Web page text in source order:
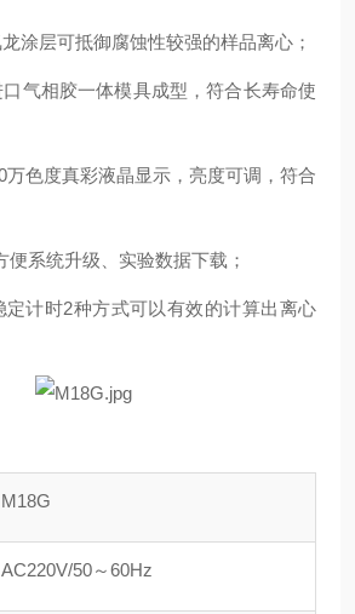
涂层可抵御腐蚀性较强的样品离心；
气相胶一体模具成型，符合长寿命使
万色度真彩液晶显示，亮度可调，符合
便系统升级、实验数据下载；
定计时2种方式可以有效的计算出离心
M18G
AC220V/50～60Hz